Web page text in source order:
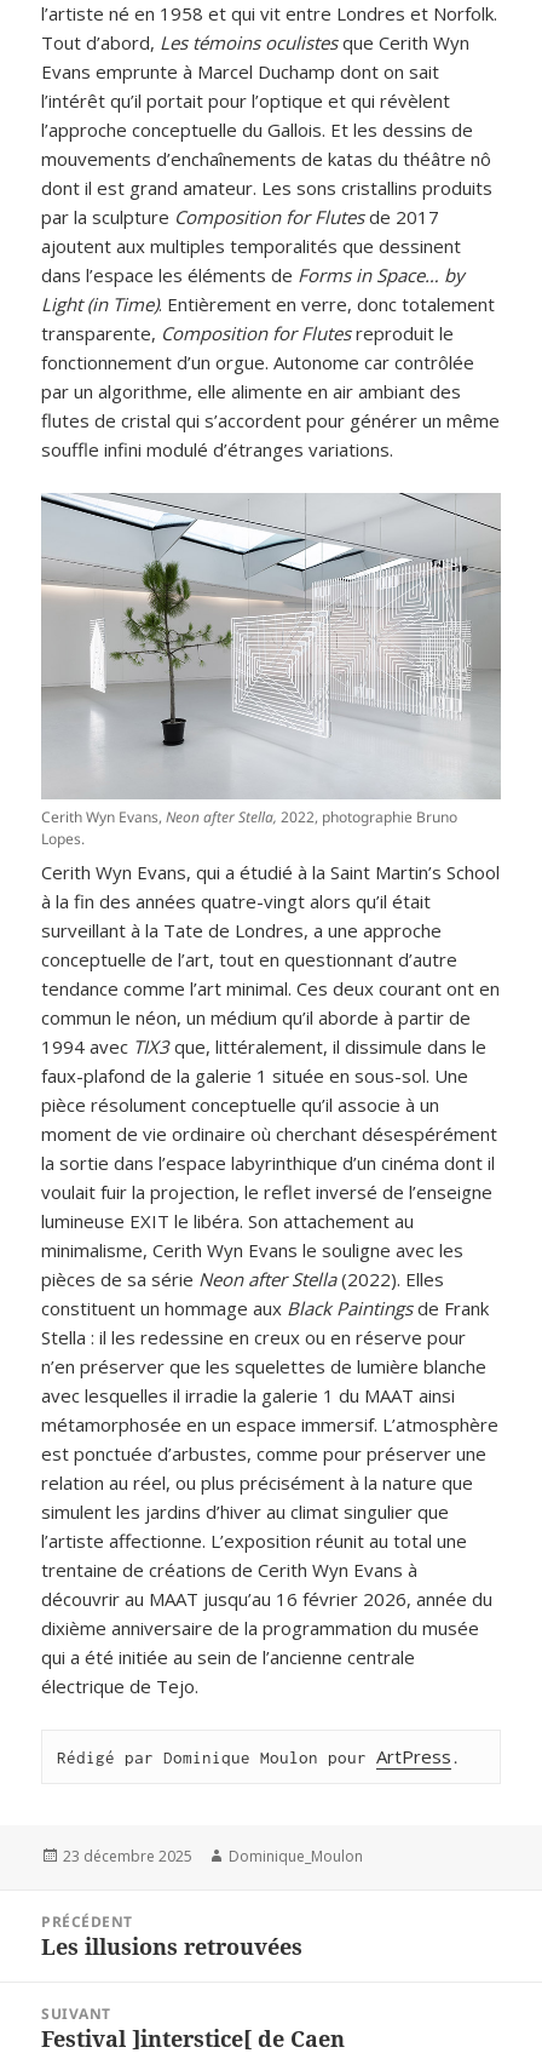
l’artiste né en 1958 et qui vit entre Londres et Norfolk.
Tout d’abord, Les témoins oculistesque Cerith Wyn
Evans emprunte à Marcel Duchamp dont on sait
l’intérêt qu’il portait pour l’optique et qui révèlent
l’approche conceptuelle du Gallois. Et les dessins de
mouvements d’enchaînements de katas du théâtre nô
dont il est grand amateur. Les sons cristallins produits
par la sculpture Composition for Flutesde 2017
ajoutent aux multiples temporalités que dessinent
dans l’espace les éléments de Forms in Space… by
Light (in Time). Entièrement en verre, donc totalement
transparente, Composition for Flutesreproduit le
fonctionnement d’un orgue. Autonome car contrôlée
par un algorithme, elle alimente en air ambiant des
flutes de cristal qui s’accordent pour générer un même
souffle infini modulé d’étranges variations.
Cerith Wyn Evans,Neon after Stella,2022, photographie Bruno
Lopes.
Cerith Wyn Evans, qui a étudié à la Saint Martin’s School
à la fin des années quatre-vingt alors qu’il était
surveillant à la Tate de Londres, a une approche
conceptuelle de l’art, tout en questionnant d’autre
tendance comme l’art minimal. Ces deux courant ont en
commun le néon, un médium qu’il aborde à partir de
1994 avec TIX3que, littéralement, il dissimule dans le
faux-plafond de la galerie 1 située en sous-sol. Une
pièce résolument conceptuelle qu’il associe à un
moment de vie ordinaire où cherchant désespérément
la sortie dans l’espace labyrinthique d’un cinéma dont il
voulait fuir la projection, le reflet inversé de l’enseigne
lumineuse EXIT le libéra. Son attachement au
minimalisme, Cerith Wyn Evans le souligne avec les
pièces de sa série Neon after Stella(2022). Elles
constituent un hommage aux Black Paintingsde Frank
Stella : il les redessine en creux ou en réserve pour
n’en préserver que les squelettes de lumière blanche
avec lesquelles il irradie la galerie 1 du MAAT ainsi
métamorphosée en un espace immersif. L’atmosphère
est ponctuée d’arbustes, comme pour préserver une
relation au réel, ou plus précisément à la nature que
simulent les jardins d’hiver au climat singulier que
l’artiste affectionne. L’exposition réunit au total une
trentaine de créations de Cerith Wyn Evans à
découvrir au MAAT jusqu’au 16 février 2026, année du
dixième anniversaire de la programmation du musée
qui a été initiée au sein de l’ancienne centrale
électrique de Tejo.
Rédigé par Dominique Moulon pour ArtPress .
Publié
23 décembre 2025 Auteur
Dominique_Moulon
l’article
PRÉCÉDENT
Article
Les illusions retrouvées
SUIVANT
Article
Festival ]interstice[ de Caen